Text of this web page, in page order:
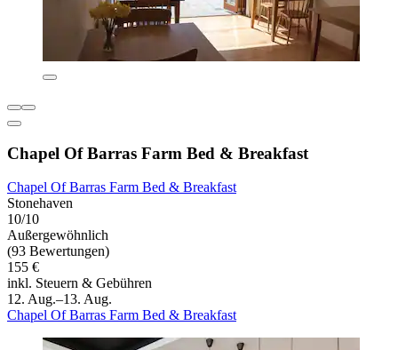
Chapel Of Barras Farm Bed & Breakfast
Chapel Of Barras Farm Bed & Breakfast
Stonehaven
10/10
Außergewöhnlich
(93 Bewertungen)
155 €
inkl. Steuern & Gebühren
12. Aug.–13. Aug.
Chapel Of Barras Farm Bed & Breakfast